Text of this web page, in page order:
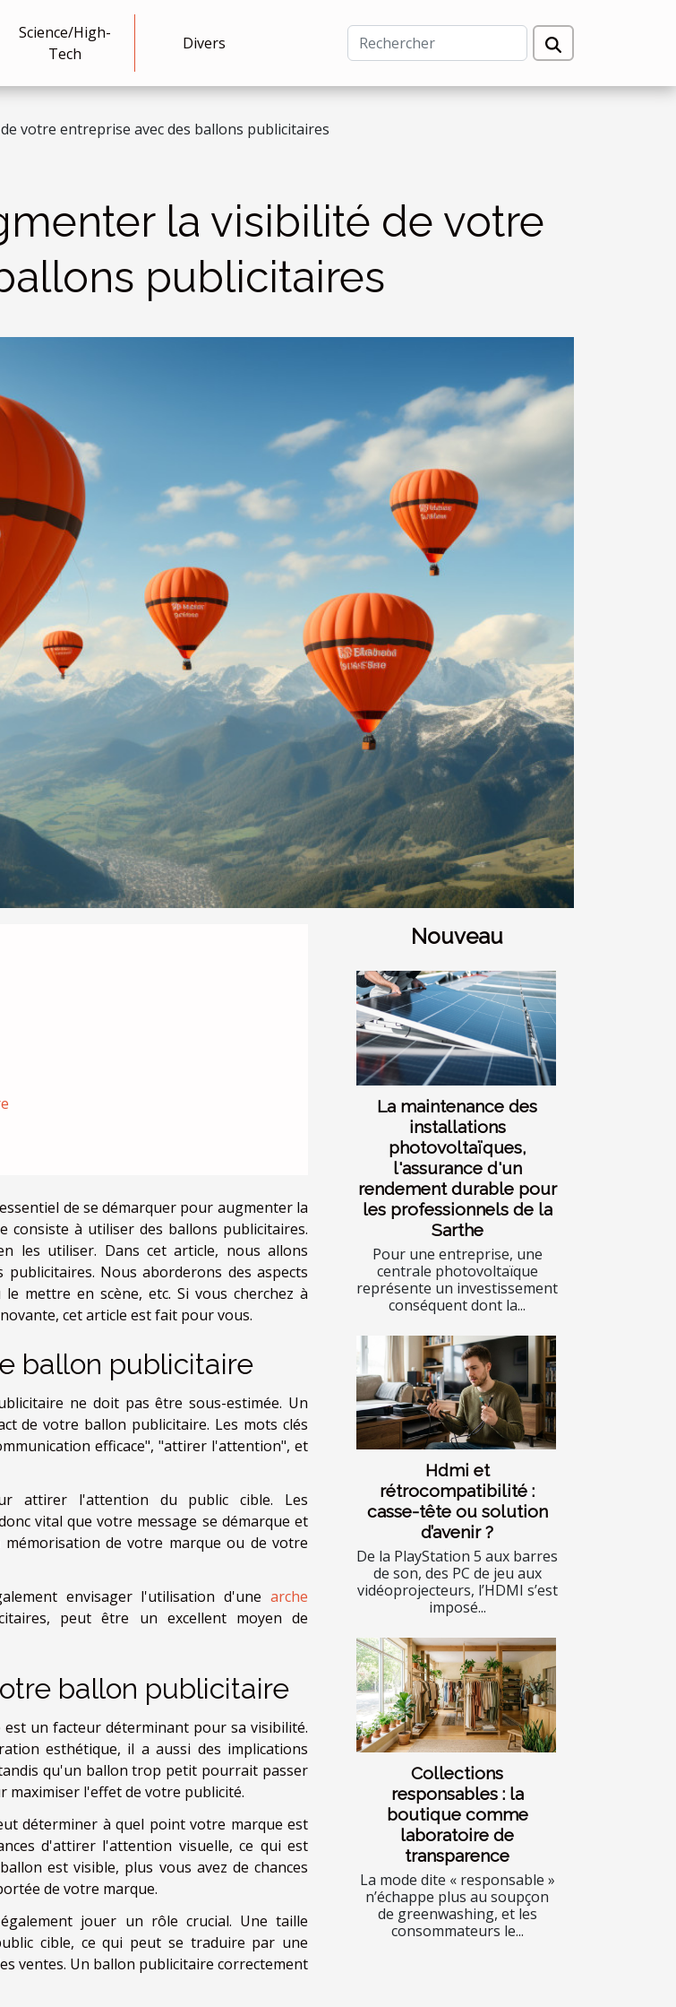
Science/High-
Tech
Divers
votre entreprise avec des ballons publicitaires
la visibilité de votre
publicitaires
de se démarquer pour augmenter la
consiste à utiliser des ballons publicitaires.
les utiliser. Dans cet article, nous allons
Nous aborderons des aspects
mettre en scène, etc. Si vous cherchez à
cet article est fait pour vous.
ballon publicitaire
ne doit pas être sous-estimée. Un
de votre ballon publicitaire. Les mots clés
efficace", "attirer l'attention", et
attirer l'attention du public cible. Les
vital que votre message se démarque et
de votre marque ou de votre
envisager l'utilisation d'une arche
peut être un excellent moyen de
ballon publicitaire
un facteur déterminant pour sa visibilité.
esthétique, il a aussi des implications
qu'un ballon trop petit pourrait passer
maximiser l'effet de votre publicité.
déterminer à quel point votre marque est
d'attirer l'attention visuelle, ce qui est
est visible, plus vous avez de chances
de votre marque.
jouer un rôle crucial. Une taille
cible, ce qui peut se traduire par une
ventes. Un ballon publicitaire correctement
Nouveau
La maintenance des
installations
photovoltaïques,
l'assurance d'un
rendement durable pour
les professionnels de la
Sarthe
Pour une entreprise, une
centrale photovoltaïque
représente un investissement
conséquent dont la...
Hdmi et
rétrocompatibilité :
casse-tête ou solution
d’avenir ?
De la PlayStation 5 aux barres
de son, des PC de jeu aux
vidéoprojecteurs, l’HDMI s’est
imposé...
Collections
responsables : la
boutique comme
laboratoire de
transparence
La mode dite « responsable »
n’échappe plus au soupçon
de greenwashing, et les
consommateurs le...